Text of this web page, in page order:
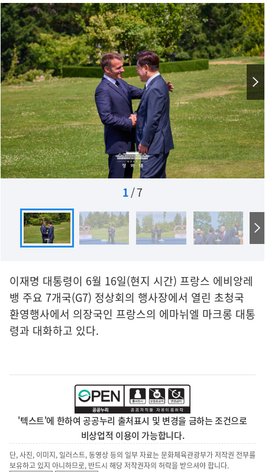
1/7
이재명 대통령이 6월 16일(현지 시간) 프랑스 에비앙레
뱅 주요 7개국(G7) 정상회의 행사장에서 열린 초청국
환영행사에서 의장국인 프랑스의 에마뉘엘 마크롱 대통
령과 대화하고 있다.
'텍스트'에 한하여 공공누리 출처표시 및 변경을 금하는 조건으로
비상업적 이용이 가능합니다.
단, 사진, 이미지, 일러스트, 동영상 등의 일부 자료는 문화체육관광부가 저작권 전부를
보유하고 있지 아니하므로, 반드시 해당 저작권자의 허락을 받으셔야 합니다.